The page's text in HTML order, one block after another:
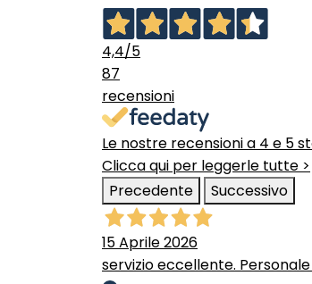
4,4/5
87
recensioni
Le nostre recensioni a 4 e 5
Clicca qui per leggerle tutte >
Precedente
Successivo
15 Aprile 2026
servizio eccellente.